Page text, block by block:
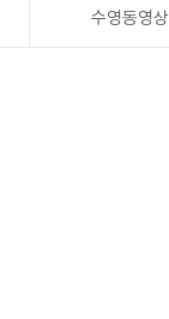
수영동영상